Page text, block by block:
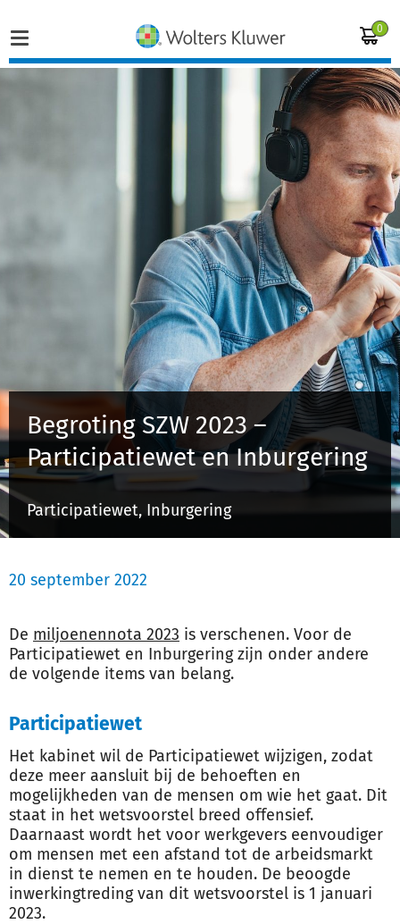
0
Inloggen op de kennisbank
Inloggen
Registreren
Begroting SZW 2023 –
Participatiewet en Inburgering
Participatiewet, Inburgering
20 september 2022
De miljoenennota 2023 is verschenen. Voor de
Participatiewet en Inburgering zijn onder andere
de volgende items van belang.
Participatiewet
Het kabinet wil de Participatiewet wijzigen, zodat
deze meer aansluit bij de behoeften en
mogelijkheden van de mensen om wie het gaat. Dit
staat in het wetsvoorstel breed offensief.
Daarnaast wordt het voor werkgevers eenvoudiger
om mensen met een afstand tot de arbeidsmarkt
in dienst te nemen en te houden. De beoogde
inwerkingtreding van dit wetsvoorstel is 1 januari
2023.